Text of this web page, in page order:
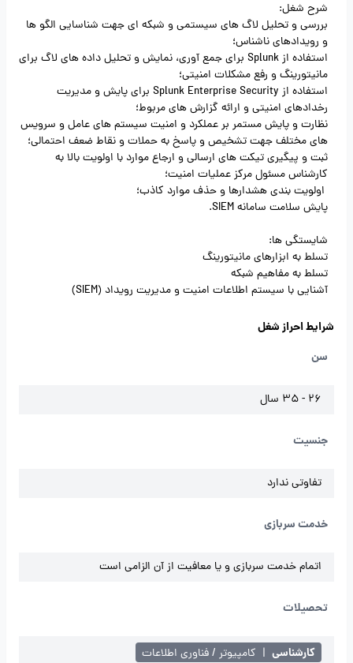
شرح شغل:
بررسی و تحلیل لاگ ‌های سیستمی و شبکه ‌ای جهت شناسایی الگو ها
و رویدادهای ناشناس؛
استفاده از Splunk برای جمع ‌آوری، نمایش و تحلیل داده‌ های لاگ برای
مانیتورینگ و رفع مشکلات امنیتی؛
استفاده از Splunk Enterprise Security برای پایش و مدیریت
رخدادهای امنیتی و ارائه گزارش ‌های مربوط؛
نظارت و پایش مستمر بر عملکرد و امنیت سیستم ‌های عامل و سرویس
‌های مختلف جهت تشخیص و پاسخ به حملات و نقاط ضعف احتمالی؛
ثبت و پیگیری تیکت‌ های ارسالی و ارجاع موارد با اولویت بالا به
کارشناس مسئول مرکز عملیات امنیت؛
اولویت ‌بندی هشدارها و حذف موارد کاذب؛
پایش سلامت سامانه SIEM.
شایستگی ها:
تسلط به ابزارهای مانیتورینگ
تسلط به مفاهیم شبکه
آشنایی با سیستم اطلاعات امنیت و مدیریت رویداد (SIEM)
شرایط احراز شغل
سن
26 - 35 سال
جنسیت
تفاوتی ندارد
خدمت سربازی
اتمام خدمت سربازی و یا معافیت از آن الزامی است
تحصیلات
کارشناسی | کامپیوتر / فناوری اطلاعات